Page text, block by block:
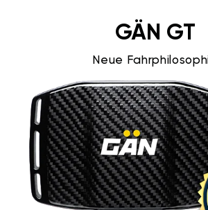
GÄN GT
Neue